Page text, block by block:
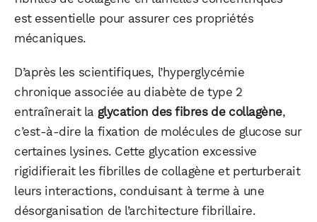
est essentielle pour assurer ces propriétés
mécaniques.
D’après les scientifiques, l’hyperglycémie
chronique associée au diabète de type 2
entraînerait la glycation des fibres de collagène,
c’est-à-dire la fixation de molécules de glucose sur
certaines lysines. Cette glycation excessive
rigidifierait les fibrilles de collagène et perturberait
leurs interactions, conduisant à terme à une
désorganisation de l’architecture fibrillaire.